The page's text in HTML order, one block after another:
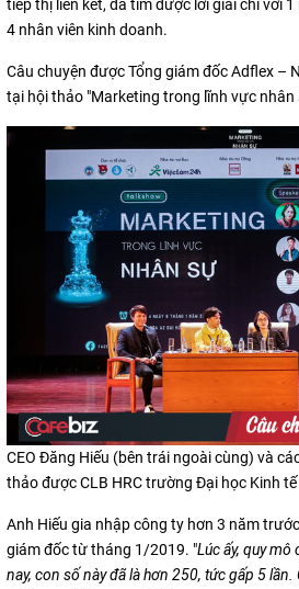
tiếp thị liên kết, đã tìm được lời giải chỉ với
4 nhân viên kinh doanh.
Câu chuyện được Tổng giám đốc Adflex –
tại hội thảo "Marketing trong lĩnh vực nhân
CEO Đăng Hiếu (bên trái ngoài cùng) và
thảo được CLB HRC trường Đại học Kinh
Anh Hiếu gia nhập công ty hơn 3 năm
giám đốc từ tháng 1/2019. "Lúc ấy, quy
nay, con số này đã là hơn 250, tức gấp 5